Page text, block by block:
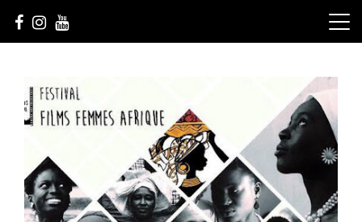
content
sunuculture